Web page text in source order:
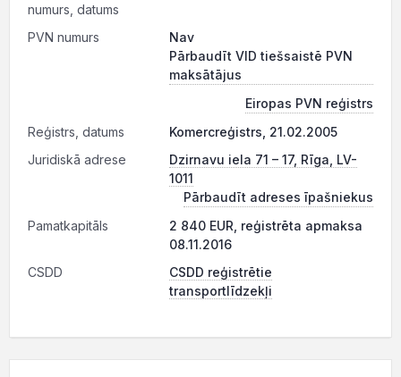
numurs, datums
PVN numurs
Nav
Pārbaudīt VID tiešsaistē PVN
maksātājus
Eiropas PVN reģistrs
Reģistrs, datums
Komercreģistrs, 21.02.2005
Juridiskā adrese
Dzirnavu iela 71 – 17, Rīga, LV-
1011
Pārbaudīt adreses īpašniekus
Pamatkapitāls
2 840 EUR, reģistrēta apmaksa
08.11.2016
CSDD
CSDD reģistrētie
transportlīdzekļi